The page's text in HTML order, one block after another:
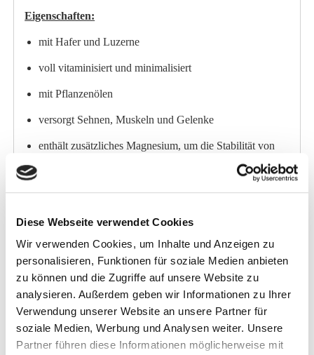
Diese Webseite verwendet Cookies
Wir verwenden Cookies, um Inhalte und Anzeigen zu
personalisieren, Funktionen für soziale Medien anbieten
zu können und die Zugriffe auf unsere Website zu
analysieren. Außerdem geben wir Informationen zu Ihrer
Verwendung unserer Website an unsere Partner für
soziale Medien, Werbung und Analysen weiter. Unsere
Partner führen diese Informationen möglicherweise mit
Eigenschaften:
mit Hafer und Luzerne
voll vitaminisiert und minimalisiert
mit Pflanzenölen
versorgt Sehnen, Muskeln und Gelenke
enthält zusätzliches Magnesium, um die Stabilität von
unterstützen unterstützt geschmeidige und elastische
wird
Pavo Sports Fit ist besonders geeignet:
für Freizeit- und Sportpferde